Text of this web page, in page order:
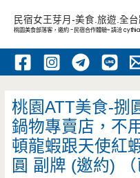
內
民宿女王芽月-美食.旅遊.全
桃園美食部落客，邀約 -民宿合作體驗~ 請洽
桃園ATT美食-捌
鍋物專賣店，不
頓龍蝦跟天使紅
圓 副牌 (邀約) （